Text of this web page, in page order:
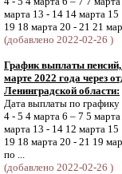
марта 13 - 14 14 марта
19 18 марта 20 - 21 21
(добавлено 2022-02-26 )
График выплаты
марте 2022 года через
Ленинградской области:
Дата выплаты по
4 - 5 4 марта 6 – 7 5
марта 13 - 14 12 марта
19 18 марта 20 - 21 19
по ...
(добавлено 2022-02-26 )